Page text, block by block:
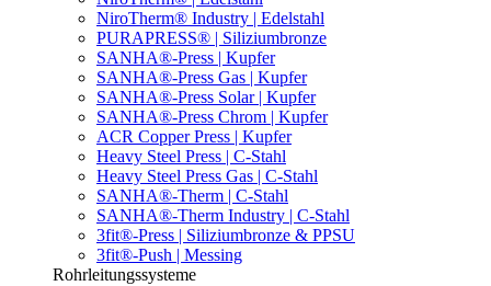
NiroTherm® Industry | Edelstahl
PURAPRESS® | Siliziumbronze
SANHA®-Press | Kupfer
SANHA®-Press Gas | Kupfer
SANHA®-Press Solar | Kupfer
SANHA®-Press Chrom | Kupfer
ACR Copper Press | Kupfer
Heavy Steel Press | C-Stahl
Heavy Steel Press Gas | C-Stahl
SANHA®-Therm | C-Stahl
SANHA®-Therm Industry | C-Stahl
3fit®-Press | Siliziumbronze & PPSU
3fit®-Push | Messing
Rohrleitungssysteme